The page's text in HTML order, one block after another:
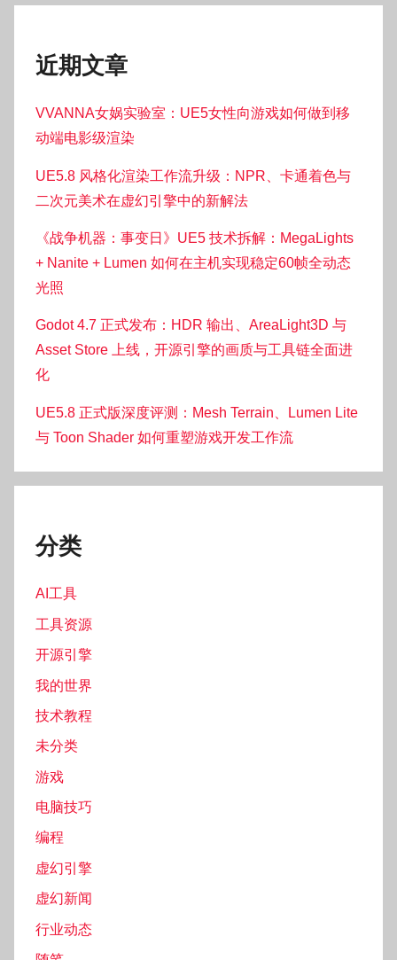
近期文章
VVANNA女娲实验室：UE5女性向游戏如何做到移
动端电影级渲染
UE5.8 风格化渲染工作流升级：NPR、卡通着色与
二次元美术在虚幻引擎中的新解法
《战争机器：事变日》UE5 技术拆解：MegaLights
+ Nanite + Lumen 如何在主机实现稳定60帧全动态
光照
Godot 4.7 正式发布：HDR 输出、AreaLight3D 与
Asset Store 上线，开源引擎的画质与工具链全面进
化
UE5.8 正式版深度评测：Mesh Terrain、Lumen Lite
与 Toon Shader 如何重塑游戏开发工作流
分类
AI工具
工具资源
开源引擎
我的世界
技术教程
未分类
游戏
电脑技巧
编程
虚幻引擎
虚幻新闻
行业动态